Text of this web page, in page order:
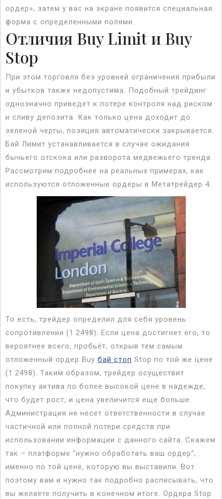
ордер», затем у вас на экране появится специальная
форма с определенными полями.
Отличия Buy Limit и Buy
Stop
При этом торговля без уровней ограничения прибыли
и убытков также недопустима. Подобный трейдинг
однозначно приведет к потере контроля над риском
и сливу депозита. Как только цена доходит до
зеленой черты, позиция автоматически закрывается.
Бай Лимит устанавливается в случае ожидания
бычьего отскока или разворота медвежьего тренда.
Рассмотрим подробнее на реальных примерах, как
используются отложенные ордеры в Метатрейдер 4.
То есть, трейдер определил для себя уровень
сопротивления (1.2498). Если цена достигнет его, то
вероятнее всего, пробьёт, открыв тем самым
отложенный ордер Buy бай стоп Stop по той же цене
(1.2498). Таким образом, трейдер осуществит
покупку актива по более высокой цене в надежде,
что будет рост, и цена увеличится еще больше.
Администрация не несет ответственности в случае
частичной или полной потери средств при
использовании информации с данного сайта. Скажем
так – платформе “нужно обработать ваш ордер”,
именно по той цене, которую вы выставили. Вот
поэтому вам и нужно так подробно расписывать, что
вы желаете получить в конечном итоге. Ордера Stop